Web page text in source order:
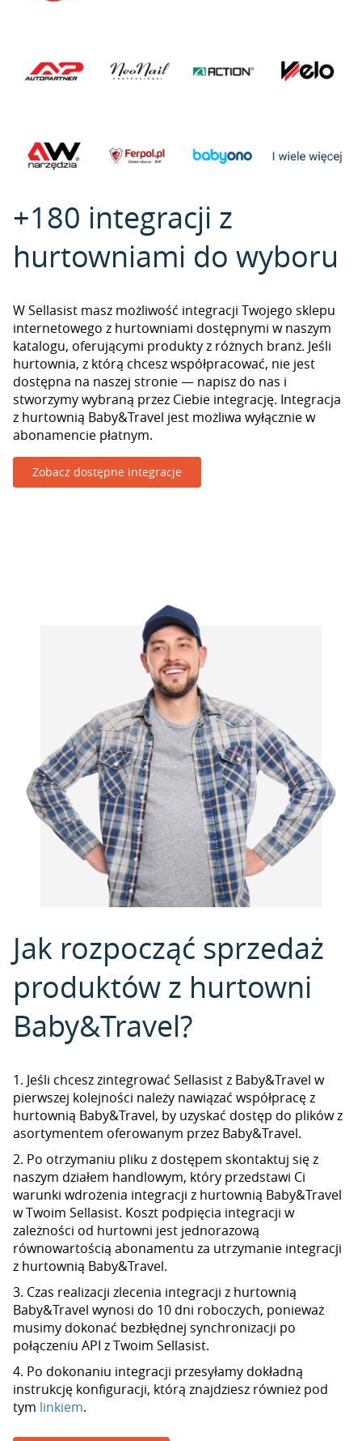
+180 integracji z
hurtowniami do wyboru
W Sellasist masz możliwość integracji Twojego sklepu
internetowego z hurtowniami dostępnymi w naszym
katalogu, oferującymi produkty z różnych branż. Jeśli
hurtownia, z którą chcesz współpracować, nie jest
dostępna na naszej stronie — napisz do nas i
stworzymy wybraną przez Ciebie integrację. Integracja
z hurtownią Baby&Travel jest możliwa wyłącznie w
abonamencie płatnym.
Zobacz dostępne integracje
Jak rozpocząć sprzedaż
produktów z hurtowni
Baby&Travel?
1. Jeśli chcesz zintegrować Sellasist z Baby&Travel w
pierwszej kolejności należy nawiązać współpracę z
hurtownią Baby&Travel, by uzyskać dostęp do plików z
asortymentem oferowanym przez Baby&Travel.
2. Po otrzymaniu pliku z dostępem skontaktuj się z
naszym działem handlowym, który przedstawi Ci
warunki wdrożenia integracji z hurtownią Baby&Travel
w Twoim Sellasist. Koszt podpięcia integracji w
zależności od hurtowni jest jednorazową
równowartością abonamentu za utrzymanie integracji
z hurtownią Baby&Travel.
3. Czas realizacji zlecenia integracji z hurtownią
Baby&Travel wynosi do 10 dni roboczych, ponieważ
musimy dokonać bezbłędnej synchronizacji po
połączeniu API z Twoim Sellasist.
4. Po dokonaniu integracji przesyłamy dokładną
instrukcję konfiguracji, którą znajdziesz również pod
tym linkiem.